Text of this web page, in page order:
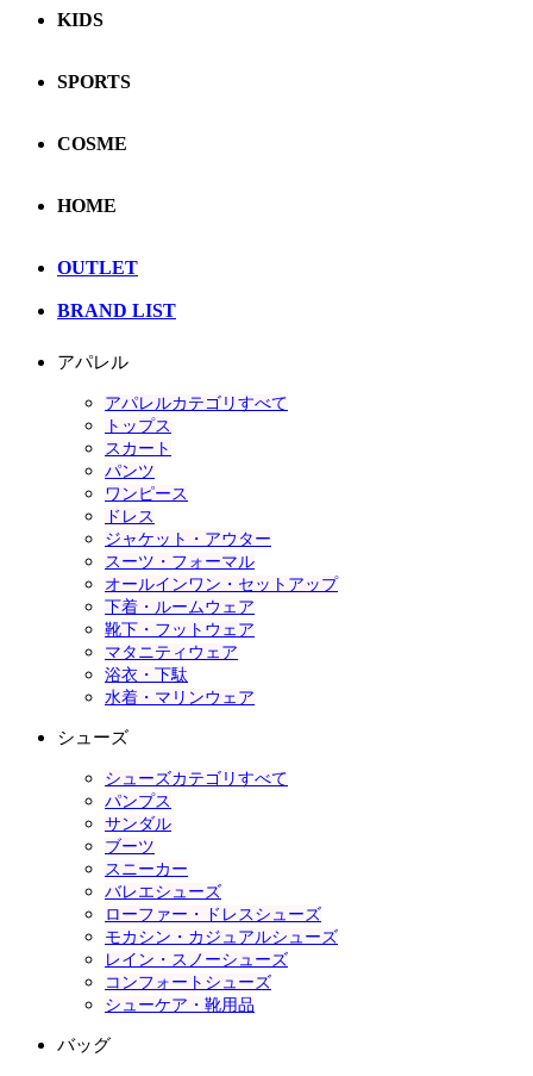
KIDS
SPORTS
COSME
HOME
OUTLET
BRAND LIST
アパレル
アパレルカテゴリすべて
トップス
スカート
パンツ
ワンピース
ドレス
ジャケット・アウター
スーツ・フォーマル
オールインワン・セットアップ
下着・ルームウェア
靴下・フットウェア
マタニティウェア
浴衣・下駄
水着・マリンウェア
シューズ
シューズカテゴリすべて
パンプス
サンダル
ブーツ
スニーカー
バレエシューズ
ローファー・ドレスシューズ
モカシン・カジュアルシューズ
レイン・スノーシューズ
コンフォートシューズ
シューケア・靴用品
バッグ